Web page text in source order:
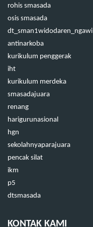
rohis smasada
osis smasada
dt_sman1widodaren_ngawi
antinarkoba
kurikulum penggerak
iht
kurikulum merdeka
smasadajuara
renang
harigurunasional
hgn
sekolahnyaparajuara
pencak silat
ikm
p5
dtsmasada
KONTAK KAMI